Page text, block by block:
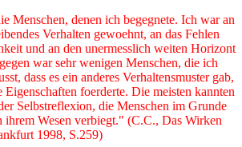
Menschen, denen ich begegnete. Ich war an
Verhalten gewoehnt, an das Fehlen
und an den unermesslich weiten Horizont
war sehr wenigen Menschen, die ich
dass es ein anderes Verhaltensmuster gab,
Eigenschaften foerderte. Die meisten kannten
Selbstreflexion, die Menschen im Grunde
ihrem Wesen verbiegt." (C.C., Das Wirken
1998, S.259)